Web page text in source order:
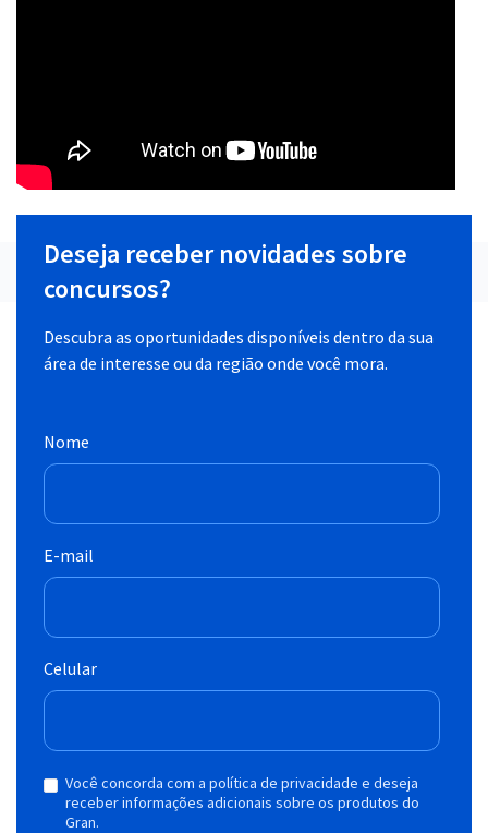
Deseja receber novidades sobre
concursos?
Descubra as oportunidades disponíveis dentro da sua
área de interesse ou da região onde você mora.
Nome
E-mail
Celular
Você concorda com a política de privacidade e deseja
receber informações adicionais sobre os produtos do
Gran.